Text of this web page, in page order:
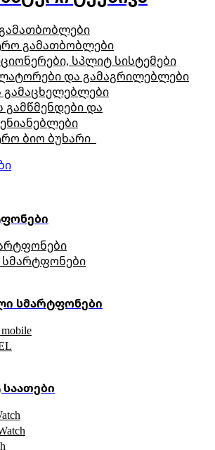
გამათბობლები
სპლიტ სისტემები
და გამაგრილებლები
გამაცხელებლები
გამწმენდები და
ბიო ბუხარი
სმარტფონები
სმარტფონები